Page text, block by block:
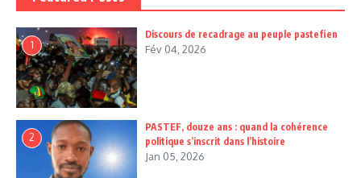
1
Discours de recadrage au peuple pastefien
Fév 04, 2026
2
PASTEF, douze ans : quand la cohérence
politique s’inscrit dans l’histoire
Jan 05, 2026